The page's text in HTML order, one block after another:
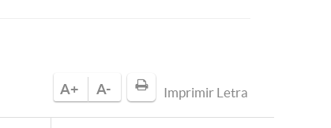
A+ A- Imprimir Letra